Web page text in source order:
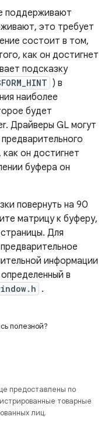
поддерживают
это требует
состоит в том,
как он достигнет
подсказку
) в
наиболее
будет
Драйверы GL могут
он достигнет
буфера он
повернуть на 90
матрицу к буферу,
Для
информации
в
.
полезной?
предоставлены по
товарные
лиц.